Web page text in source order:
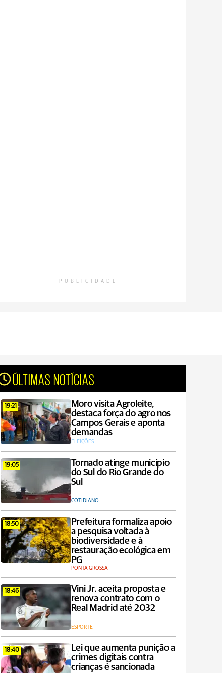
PUBLICIDADE
ÚLTIMAS NOTÍCIAS
19:21
Moro visita Agroleite,
destaca força do agro nos
Campos Gerais e aponta
demandas
ELEIÇÕES
19:05
Tornado atinge município
do Sul do Rio Grande do
Sul
COTIDIANO
18:50
Prefeitura formaliza apoio
a pesquisa voltada à
biodiversidade e à
restauração ecológica em
PG
PONTA GROSSA
18:46
Vini Jr. aceita proposta e
renova contrato com o
Real Madrid até 2032
ESPORTE
18:40
Lei que aumenta punição a
crimes digitais contra
crianças é sancionada